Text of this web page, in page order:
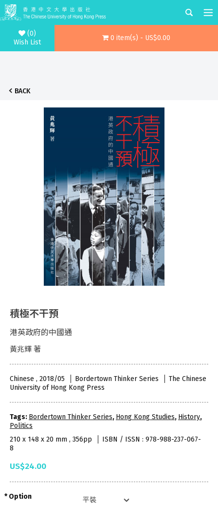
(0)
Wish List
0 item(s) - US$0.00
BACK
積極不干預
港英政府的中國通
黃兆輝 著
Chinese , 2018/05 Bordertown Thinker Series
The Chinese
University of Hong Kong Press
Tags: Bordertown Thinker Series, Hong Kong Studies, History,
Politics
210 x 148 x 20 mm , 356pp
ISBN / ISSN : 978-988-237-067-
8
US$24.00
Option